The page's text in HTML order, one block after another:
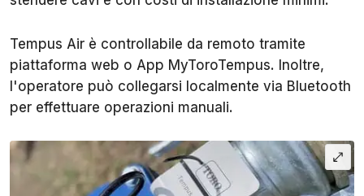
Tempus Air è controllabile da remoto tramite
piattaforma web o App MyToroTempus. Inoltre,
l'operatore può collegarsi localmente via Bluetooth
per effettuare operazioni manuali.